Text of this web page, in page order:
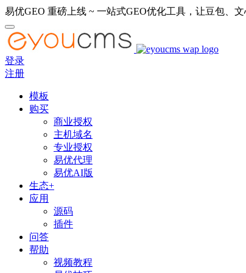
易优GEO 重磅上线 ~ 一站式GEO优化工具，让豆包、
登录
注册
模板
购买
商业授权
主机域名
专业授权
易优代理
易优AI版
生态+
应用
源码
插件
问答
帮助
视频教程